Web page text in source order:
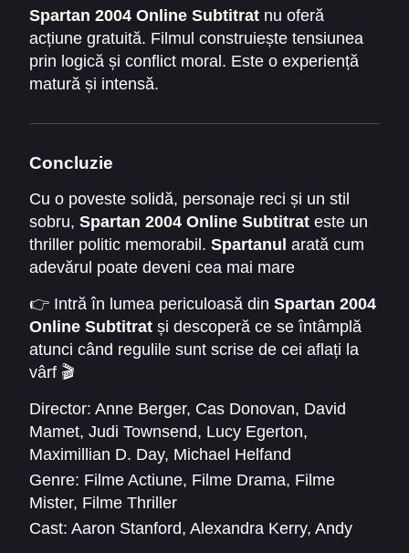
Spartan 2004 Online Subtitrat nu oferă
acțiune gratuită. Filmul construiește tensiunea
prin logică și conflict moral. Este o experiență
matură și intensă.
Concluzie
Cu o poveste solidă, personaje reci și un stil
sobru, Spartan 2004 Online Subtitrat este un
thriller politic memorabil. Spartanul arată cum
adevărul poate deveni cea mai mare
👉 Intră în lumea periculoasă din Spartan 2004
Online Subtitrat și descoperă ce se întâmplă
atunci când regulile sunt scrise de cei aflați la
vârf 🎬
Director: Anne Berger, Cas Donovan, David
Mamet, Judi Townsend, Lucy Egerton,
Maximillian D. Day, Michael Helfand
Genre: Filme Actiune, Filme Drama, Filme
Mister, Filme Thriller
Cast: Aaron Stanford, Alexandra Kerry, Andy